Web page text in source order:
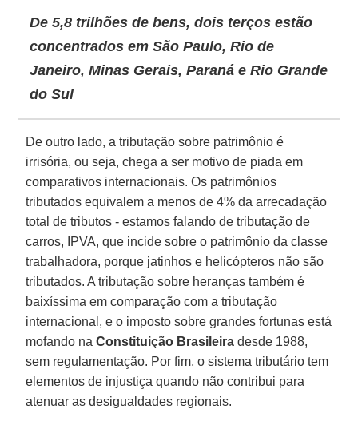
De 5,8 trilhões de bens, dois terços estão
concentrados em São Paulo, Rio de
Janeiro, Minas Gerais, Paraná e Rio Grande
do Sul
De outro lado, a tributação sobre patrimônio é
irrisória, ou seja, chega a ser motivo de piada em
comparativos internacionais. Os patrimônios
tributados equivalem a menos de 4% da arrecadação
total de tributos - estamos falando de tributação de
carros, IPVA, que incide sobre o patrimônio da classe
trabalhadora, porque jatinhos e helicópteros não são
tributados. A tributação sobre heranças também é
baixíssima em comparação com a tributação
internacional, e o imposto sobre grandes fortunas está
mofando naConstituição Brasileira desde 1988,
sem regulamentação. Por fim, o sistema tributário tem
elementos de injustiça quando não contribui para
atenuar as desigualdades regionais.